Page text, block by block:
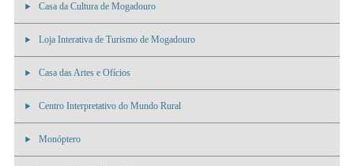
Casa da Cultura de Mogadouro
Loja Interativa de Turismo de Mogadouro
Casa das Artes e Ofícios
Centro Interpretativo do Mundo Rural
Monóptero